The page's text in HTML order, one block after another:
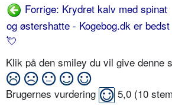
Forrige: Krydret kalv med spinat
og østershatte - Kogebog.dk er bedst
💘
Klik på den smiley du vil give denne
Brugernes vurdering 5,0 (10